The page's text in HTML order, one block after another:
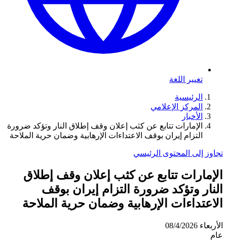
تغيير اللغة
الرئيسية
المركز الإعلامي
الأخبار
الإمارات تتابع عن كثب إعلان وقف إطلاق النار وتؤكد ضرورة
التزام إيران بوقف الاعتداءات الإرهابية وضمان حرية الملاحة
تجاوز إلى المحتوى الرئيسي
الإمارات تتابع عن كثب إعلان وقف إطلاق
النار وتؤكد ضرورة التزام إيران بوقف
الاعتداءات الإرهابية وضمان حرية الملاحة
الأربعاء 08/4/2026
عام